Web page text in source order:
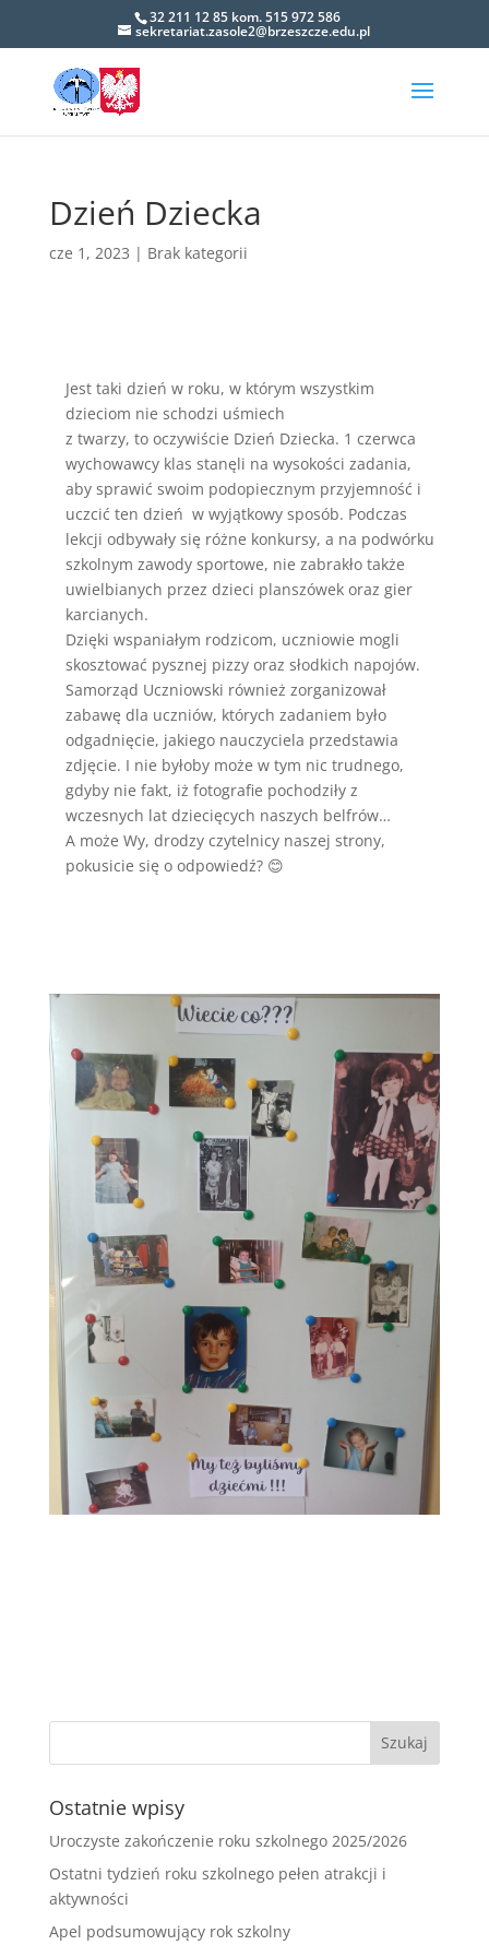
Open toolbar
32 211 12 85 kom. 515 972 586
sekretariat.zasole2@brzeszcze.edu.pl
Dzień Dziecka
cze 1, 2023 | Brak kategorii
Jest taki dzień w roku, w którym wszystkim
dzieciom nie schodzi uśmiech
z twarzy, to oczywiście Dzień Dziecka. 1 czerwca
wychowawcy klas stanęli na wysokości zadania,
aby sprawić swoim podopiecznym przyjemność i
uczcić ten dzień w wyjątkowy sposób. Podczas
lekcji odbywały się różne konkursy, a na podwórku
szkolnym zawody sportowe, nie zabrakło także
uwielbianych przez dzieci planszówek oraz gier
karcianych.
Dzięki wspaniałym rodzicom, uczniowie mogli
skosztować pysznej pizzy oraz słodkich napojów.
Samorząd Uczniowski również zorganizował
zabawę dla uczniów, których zadaniem było
odgadnięcie, jakiego nauczyciela przedstawia
zdjęcie. I nie byłoby może w tym nic trudnego,
gdyby nie fakt, iż fotografie pochodziły z
wczesnych lat dziecięcych naszych belfrów…
A może Wy, drodzy czytelnicy naszej strony,
pokusicie się o odpowiedź? 😊
Ostatnie wpisy
Uroczyste zakończenie roku szkolnego 2025/2026
Ostatni tydzień roku szkolnego pełen atrakcji i
aktywności
Apel podsumowujący rok szkolny